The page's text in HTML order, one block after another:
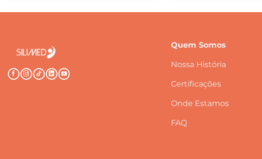
Quem Somos
Nossa História
Certificações
Onde Estamos
FAQ